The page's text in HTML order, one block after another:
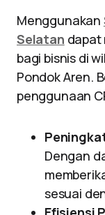
Menggunakan
Selatan dapat
bagi bisnis di
Pondok Aren.
penggunaan
Dengan
sesuai